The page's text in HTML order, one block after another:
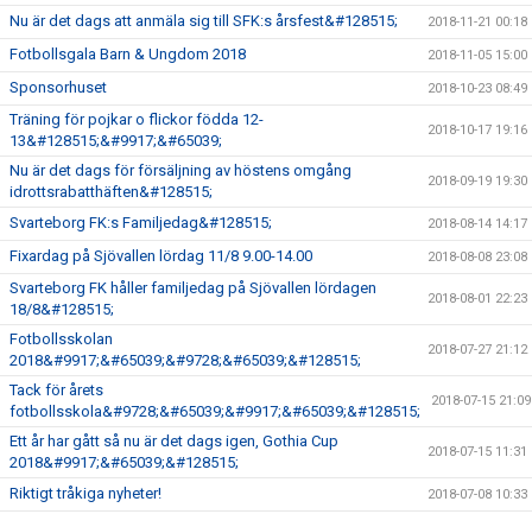
Nu är det dags att anmäla sig till SFK:s årsfest&#128515; 2018-11-21 00:18
Fotbollsgala Barn & Ungdom 2018 2018-11-05 15:00
Sponsorhuset 2018-10-23 08:49
Träning för pojkar o flickor födda 12-
13&#128515;&#9917;&#65039;
2018-10-17 19:16
Nu är det dags för försäljning av höstens omgång
idrottsrabatthäften&#128515;
2018-09-19 19:30
Svarteborg FK:s Familjedag&#128515; 2018-08-14 14:17
Fixardag på Sjövallen lördag 11/8 9.00-14.00 2018-08-08 23:08
Svarteborg FK håller familjedag på Sjövallen lördagen
18/8&#128515;
2018-08-01 22:23
Fotbollsskolan
2018&#9917;&#65039;&#9728;&#65039;&#128515;
2018-07-27 21:12
Tack för årets
fotbollsskola&#9728;&#65039;&#9917;&#65039;&#128515;
2018-07-15 21:09
Ett år har gått så nu är det dags igen, Gothia Cup
2018&#9917;&#65039;&#128515;
2018-07-15 11:31
Riktigt tråkiga nyheter! 2018-07-08 10:33